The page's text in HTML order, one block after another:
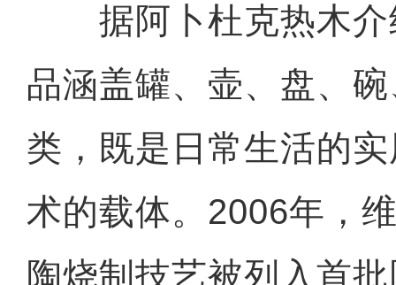
据阿卜杜克热木介
品涵盖罐、壶、盘、
类，既是日常生活的
术的载体。2006年，
陶烧制技艺被列入首